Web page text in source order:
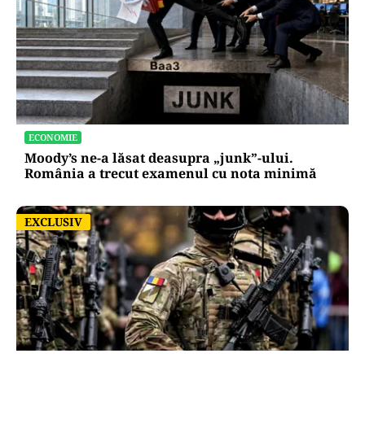
ECONOMIE
Moody’s ne-a lăsat deasupra „junk”-ului.
România a trecut examenul cu nota minimă
EXCLUSIV
EXCLUSIV